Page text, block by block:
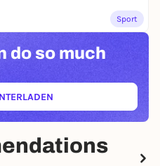
Sport
do so much
(ÖFFNET IN NEUEM TAB)